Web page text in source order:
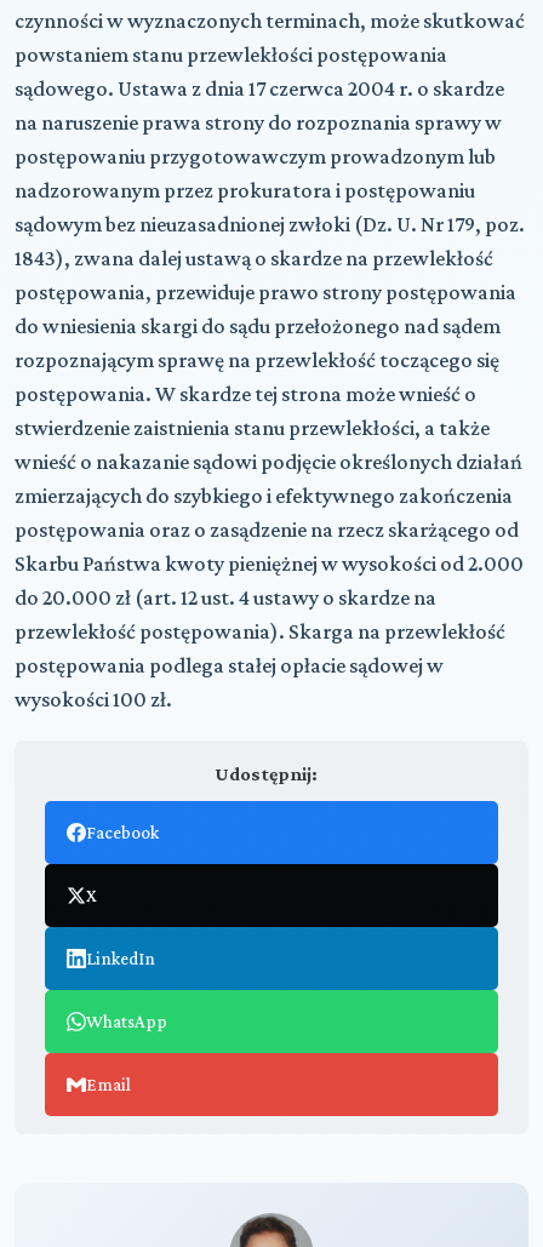
czynności w wyznaczonych terminach, może skutkować
powstaniem stanu przewlekłości postępowania
sądowego. Ustawa z dnia 17 czerwca 2004 r. o skardze
na naruszenie prawa strony do rozpoznania sprawy w
postępowaniu przygotowawczym prowadzonym lub
nadzorowanym przez prokuratora i postępowaniu
sądowym bez nieuzasadnionej zwłoki (Dz. U. Nr 179, poz.
1843), zwana dalej ustawą o skardze na przewlekłość
postępowania, przewiduje prawo strony postępowania
do wniesienia skargi do sądu przełożonego nad sądem
rozpoznającym sprawę na przewlekłość toczącego się
postępowania. W skardze tej strona może wnieść o
stwierdzenie zaistnienia stanu przewlekłości, a także
wnieść o nakazanie sądowi podjęcie określonych działań
zmierzających do szybkiego i efektywnego zakończenia
postępowania oraz o zasądzenie na rzecz skarżącego od
Skarbu Państwa kwoty pieniężnej w wysokości od 2.000
do 20.000 zł (art. 12 ust. 4 ustawy o skardze na
przewlekłość postępowania). Skarga na przewlekłość
postępowania podlega stałej opłacie sądowej w
wysokości 100 zł.
Udostępnij:
Facebook
X
LinkedIn
WhatsApp
Email